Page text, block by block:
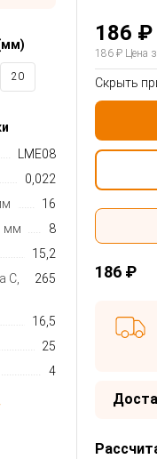
20
LME08
0,022
16
мм
8
15,2
C,
265
16,5
25
4
186 ₽
186 ₽Цена
Скрыть
186 ₽